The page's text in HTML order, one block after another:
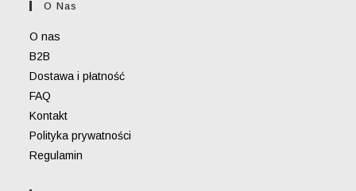
O Nas
O nas
B2B
Dostawa i płatność
FAQ
Kontakt
Polityka prywatności
Regulamin